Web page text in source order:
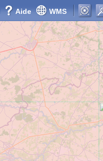
Aide WMS